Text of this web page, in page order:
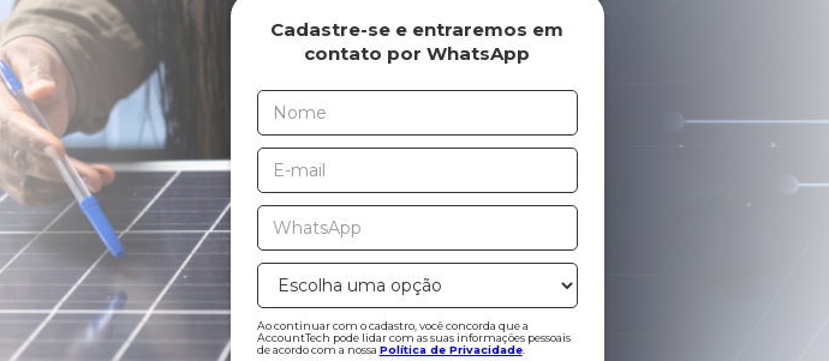
Cadastre-se e entraremos em
contato por WhatsApp
Ao continuar com o cadastro, você concorda que a
AccountTech pode lidar com as suas informações pessoais
de acordo com a nossa Política de Privacidade.